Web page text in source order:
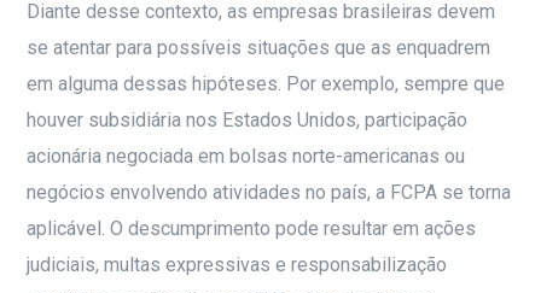
Diante desse contexto, as empresas brasileiras devem
se atentar para possíveis situações que as enquadrem
em alguma dessas hipóteses. Por exemplo, sempre que
houver subsidiária nos Estados Unidos, participação
acionária negociada em bolsas norte-americanas ou
negócios envolvendo atividades no país, a FCPA se torna
aplicável. O descumprimento pode resultar em ações
judiciais, multas expressivas e responsabilização